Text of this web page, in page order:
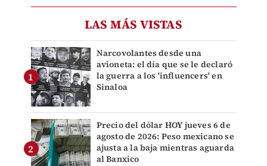
LAS MÁS VISTAS
Narcovolantes desde una
avioneta: el día que se le declaró
la guerra a los 'influencers' en
Sinaloa
Precio del dólar HOY jueves 6 de
agosto de 2026: Peso mexicano se
ajusta a la baja mientras aguarda
al Banxico